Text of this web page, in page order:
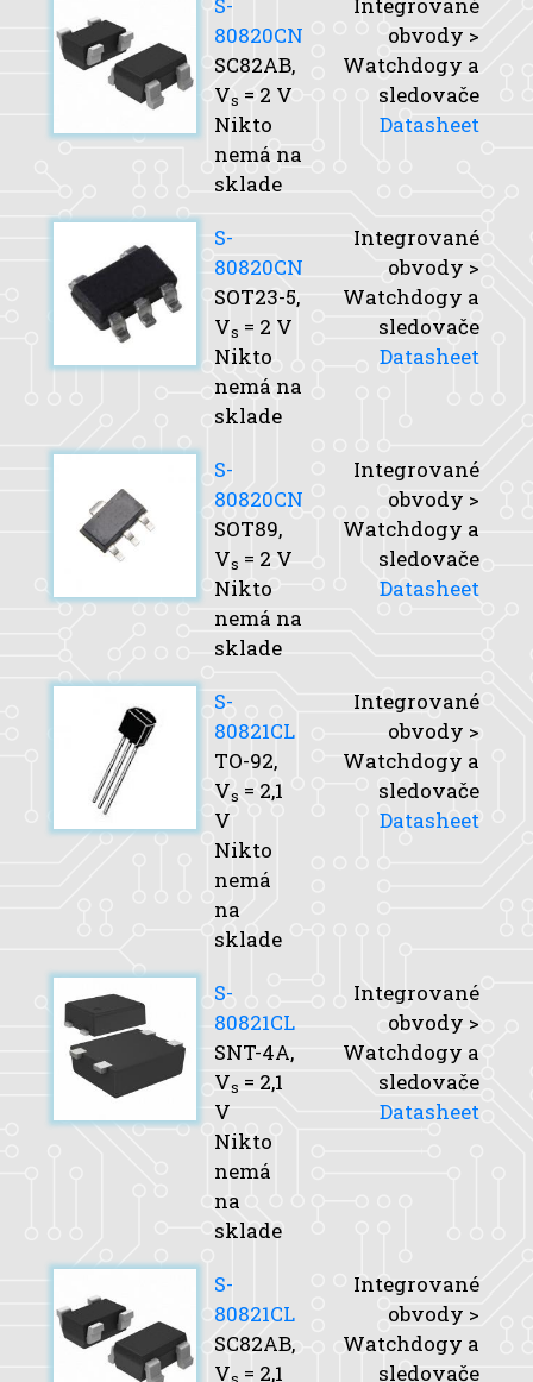
80820CN
SC82AB,
Vs = 2 V
Nikto
nemá na
sklade
obvody >
Watchdogy a
sledovače
Datasheet
S-
80820CN
SOT23-5,
Vs = 2 V
Nikto
nemá na
sklade
Integrované
obvody >
Watchdogy a
sledovače
Datasheet
S-
80820CN
SOT89,
Vs = 2 V
Nikto
nemá na
sklade
Integrované
obvody >
Watchdogy a
sledovače
Datasheet
S-
80821CL
TO-92,
Vs = 2,1
V
Nikto
nemá
na
sklade
Integrované
obvody >
Watchdogy a
sledovače
Datasheet
S-
80821CL
SNT-4A,
Vs = 2,1
V
Nikto
nemá
na
sklade
Integrované
obvody >
Watchdogy a
sledovače
Datasheet
S-
80821CL
SC82AB,
V = 2,1
Integrované
obvody >
Watchdogy a
sledovače